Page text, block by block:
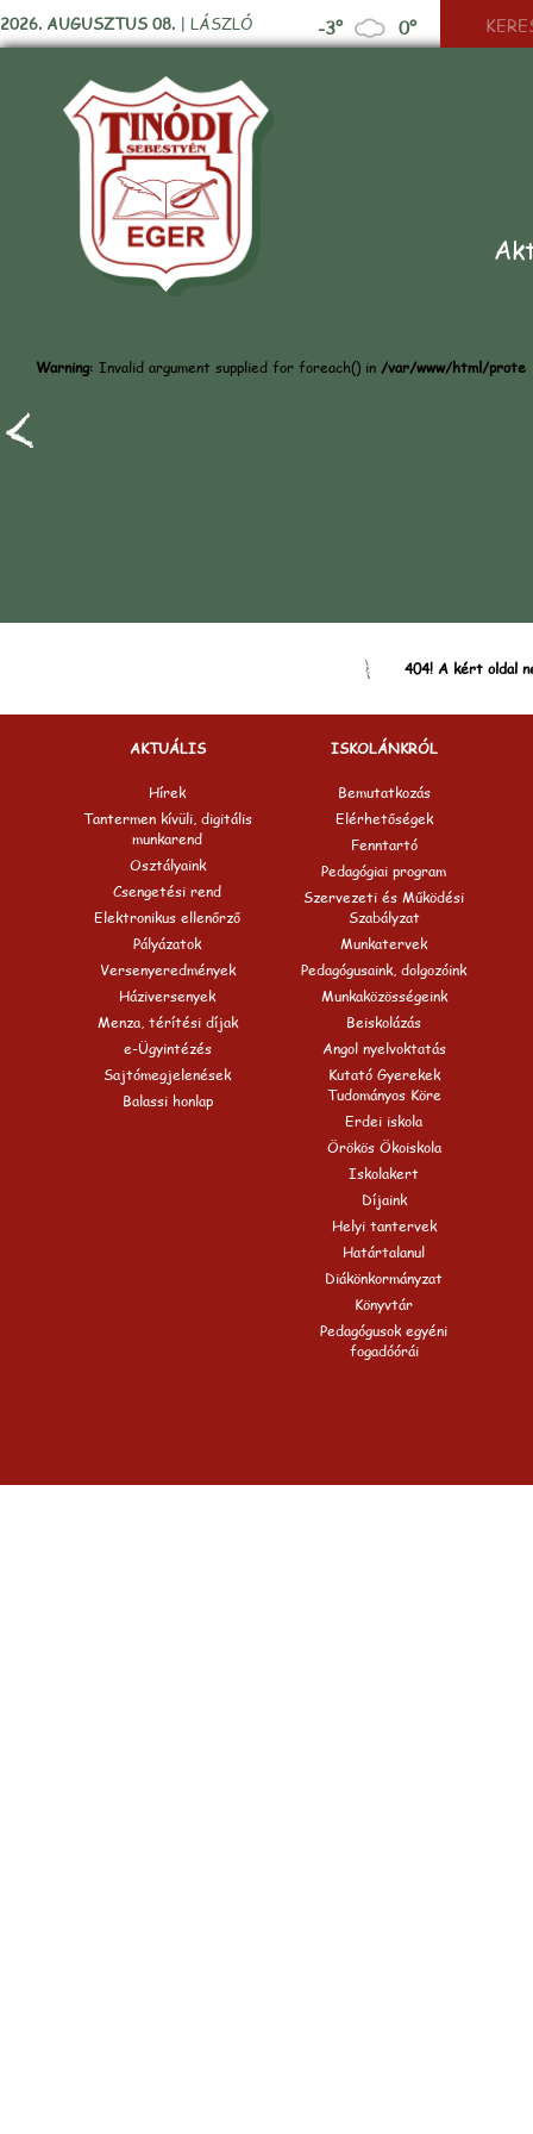
2026. AUGUSZTUS 08. | LÁSZLÓ -3° 0°
Warning: Invalid argument supplied for foreach() in /var/www/html/
404! A kért oldal
AKTUÁLIS
Hírek
Tantermen kívüli, digitális
munkarend
Osztályaink
Csengetési rend
Elektronikus ellenőrző
Pályázatok
Versenyeredmények
Háziversenyek
Menza, térítési díjak
e-Ügyintézés
Sajtómegjelenések
Balassi honlap
ISKOLÁNKRÓL
Bemutatkozás
Elérhetőségek
Fenntartó
Pedagógiai program
Szervezeti és Működési
Szabályzat
Munkatervek
Pedagógusaink, dolgozóink
Munkaközösségeink
Beiskolázás
Angol nyelvoktatás
Kutató Gyerekek
Tudományos Köre
Erdei iskola
Örökös Ökoiskola
Iskolakert
Díjaink
Helyi tantervek
Határtalanul
Diákönkormányzat
Könyvtár
Pedagógusok egyéni
fogadóórái